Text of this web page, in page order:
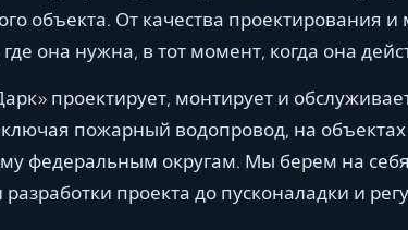
объекта. От качества проектирования и
она нужна, в тот момент, когда она
проектирует, монтирует и
пожарный водопровод, на
федеральным округам. Мы берем на
проекта до пусконаладки и